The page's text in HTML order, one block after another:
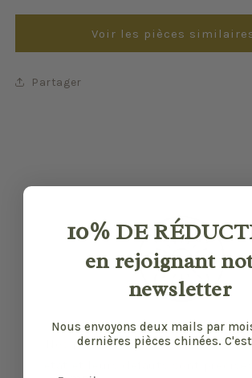
Voir les pièces
Partager
Nos pièces sont sélectionnées
10% DE
en rejoignant
newsletter
Nous envoyons deux mails par
dernières pièces chinées.